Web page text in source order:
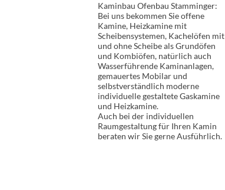
Kaminbau Ofenbau Stamminger:
Bei uns bekommen Sie offene
Kamine, Heizkamine mit
Scheibensystemen, Kachelöfen mit
und ohne Scheibe als Grundöfen
und Kombiöfen, natürlich auch
Wasserführende Kaminanlagen,
gemauertes Mobilar und
selbstverständlich moderne
individuelle gestaltete Gaskamine
und Heizkamine.
Auch bei der individuellen
Raumgestaltung für Ihren Kamin
beraten wir Sie gerne Ausführlich.